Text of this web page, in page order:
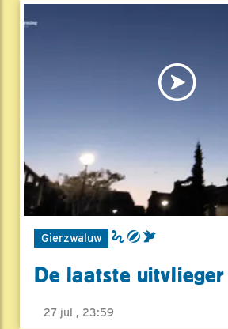
Gierzwaluw
De laatste uitvlieger
27 jul , 23:59